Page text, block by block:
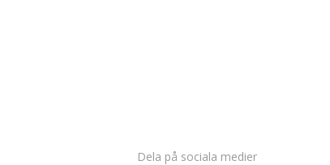
Dela på sociala medier